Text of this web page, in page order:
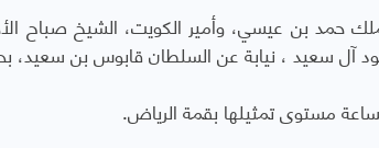
حمد بن عيسي، وأمير الكويت، الشيخ صباح
آل سعيد ، نيابة عن السلطان قابوس بن سعيد،
مستوى تمثيلها بقمة الرياض.